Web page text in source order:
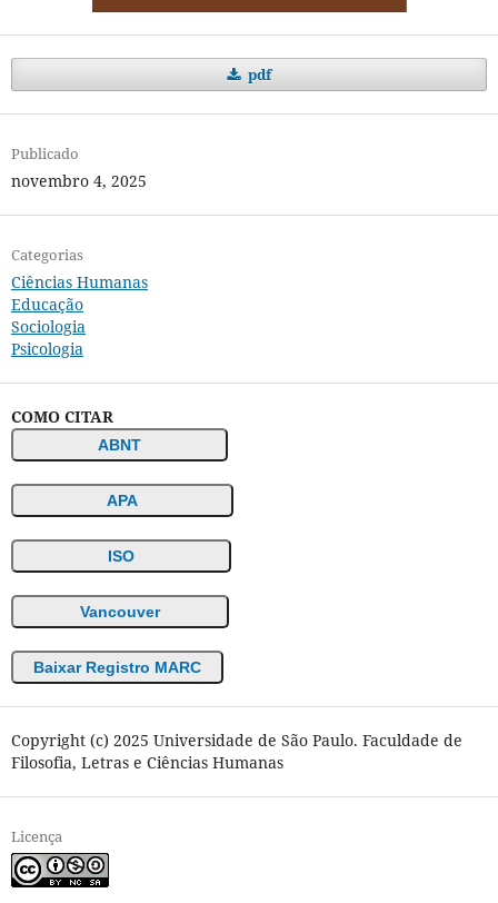
pdf
Publicado
novembro 4, 2025
Categorias
Ciências Humanas
Educação
Sociologia
Psicologia
COMO CITAR
ABNT
APA
ISO
Vancouver
Baixar Registro MARC
Copyright (c) 2025 Universidade de São Paulo. Faculdade de
Filosofia, Letras e Ciências Humanas
Licença